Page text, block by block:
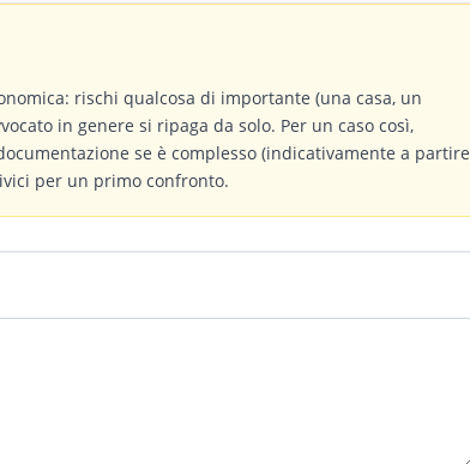
rischi qualcosa di importante (una casa, un
in genere si ripaga da solo. Per un caso così,
se è complesso (indicativamente a partire
per un primo confronto.